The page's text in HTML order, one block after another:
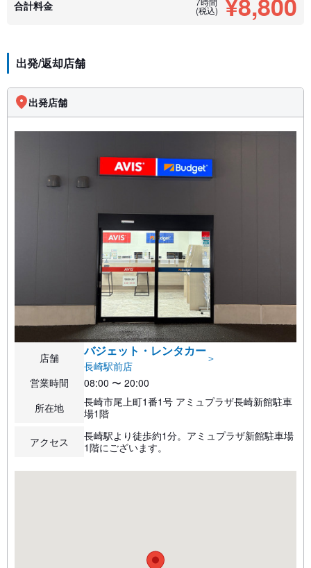
合計料金 (税込)
出発/返却店舗
出発店舗
店舗 バジェット・レンタカー
長崎駅前店
＞
営業時間
08:00 〜 20:00
所在地
長崎市尾上町1番1号 アミュプラザ長崎新館駐車
場1階
アクセス
長崎駅より徒歩約1分。アミュプラザ新館駐車場
1階にございます。